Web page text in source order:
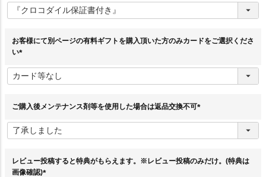
必
須
お客様にて別ページの有料ギフトを購入頂いた方のみカードをご選択くださ
い
必
須
ご購入後メンテナンス剤等を使用した場合は返品交換不可
須
レビュー投稿すると特典がもらえます。※レビュー投稿のみだけ。(特典は
画像確認)